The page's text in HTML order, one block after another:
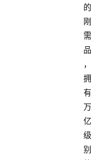
的
刚
需
品
，
拥
有
万
亿
级
别